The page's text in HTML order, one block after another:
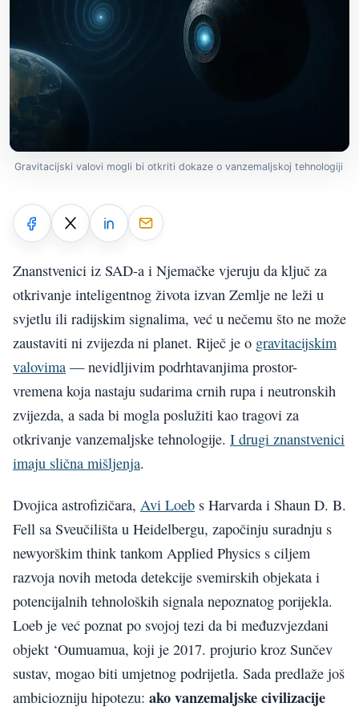
Gravitacijski valovi mogli bi otkriti dokaze o vanzemaljskoj tehnologiji
Znanstvenici iz SAD-a i Njemačke vjeruju da ključ za
otkrivanje inteligentnog života izvan Zemlje ne leži u
svjetlu ili radijskim signalima, već u nečemu što ne može
zaustaviti ni zvijezda ni planet. Riječ je o gravitacijskim
valovima — nevidljivim podrhtavanjima prostor-
vremena koja nastaju sudarima crnih rupa i neutronskih
zvijezda, a sada bi mogla poslužiti kao tragovi za
otkrivanje vanzemaljske tehnologije. I drugi znanstvenici
imaju slična mišljenja.
Dvojica astrofizičara, Avi Loeb s Harvarda i Shaun D. B.
Fell sa Sveučilišta u Heidelbergu, započinju suradnju s
newyorškim think tankom Applied Physics s ciljem
razvoja novih metoda detekcije svemirskih objekata i
potencijalnih tehnoloških signala nepoznatog porijekla.
Loeb je već poznat po svojoj tezi da bi međuzvjezdani
objekt ‘Oumuamua, koji je 2017. projurio kroz Sunčev
sustav, mogao biti umjetnog podrijetla. Sada predlaže još
ambiciozniju hipotezu: ako vanzemaljske civilizacije